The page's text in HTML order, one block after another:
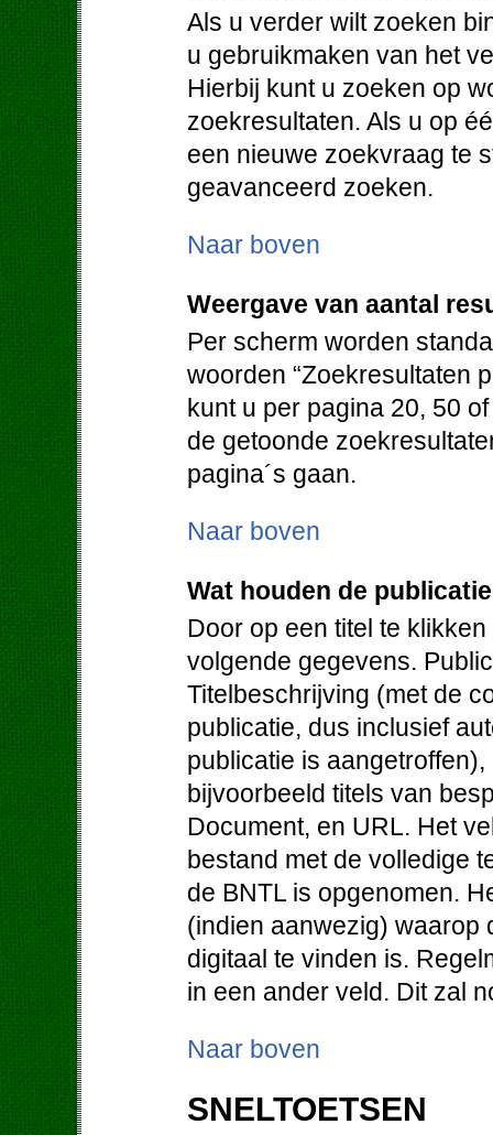
Als u verder wilt zoeken
u gebruikmaken van het
Hierbij kunt u zoeken op
zoekresultaten. Als u op
een nieuwe zoekvraag te
geavanceerd zoeken.
Naar boven
Weergave van aantal
Per scherm worden
woorden “Zoekresultaten
kunt u per pagina 20, 50
de getoonde
pagina´s gaan.
Naar boven
Wat houden de
Door op een titel te
volgende gegevens.
Titelbeschrijving (met de
publicatie, dus inclusief
publicatie is
bijvoorbeeld titels van
Document, en URL. Het
bestand met de volledige
de BNTL is opgenomen.
(indien aanwezig) waarop
digitaal te vinden is.
in een ander veld. Dit zal
Naar boven
SNELTOETSEN